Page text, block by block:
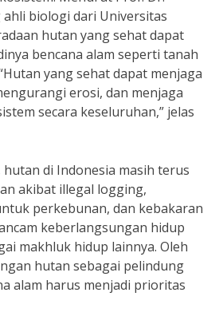
biologi dari Universitas
hutan yang sehat dapat
bencana alam seperti tanah
yang sehat dapat menjaga
erosi, dan menjaga
secara keseluruhan,” jelas
hutan di Indonesia masih terus
akibat illegal logging,
perkebunan, dan kebakaran
keberlangsungan hidup
makhluk hidup lainnya. Oleh
hutan sebagai pelindung
alam harus menjadi prioritas